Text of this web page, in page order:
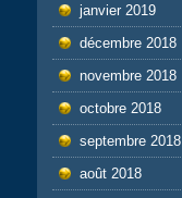
janvier 2019
décembre 2018
novembre 2018
octobre 2018
septembre 2018
août 2018